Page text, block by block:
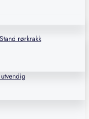
rørkrakk